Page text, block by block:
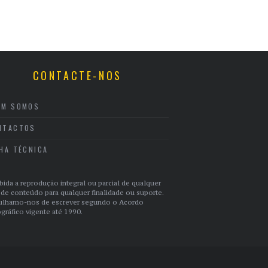
CONTACTE-NOS
SOMOS
TÉCNICA
a reprodução integral ou parcial de qualquer
conteúdo para qualquer finalidade ou suporte.
nos de escrever segundo o Acordo
vigente até 1990.